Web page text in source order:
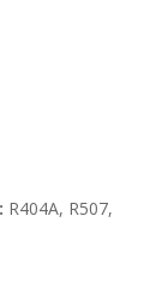
R404A, R507,